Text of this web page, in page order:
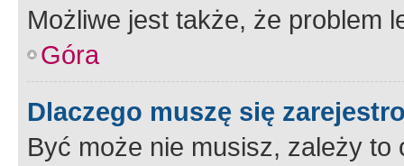
Możliwe jest także, że problem
Góra
Dlaczego muszę się
Być może nie musisz, zależy